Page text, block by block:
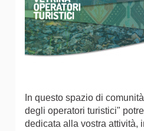
In questo spazio di
degli operatori turistici"
dedicata alla vostra attività,